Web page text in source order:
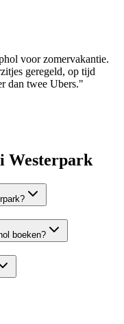
voor zomervakantie.
geregeld, op tijd
dan twee Ubers."
Westerpark
boeken?